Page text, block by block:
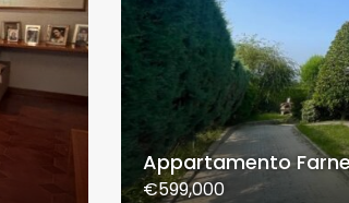
Appartamento
€599,000